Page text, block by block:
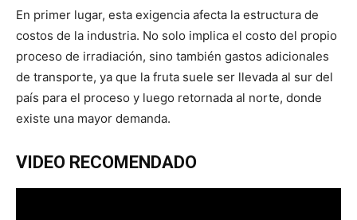
En primer lugar, esta exigencia afecta la estructura de
costos de la industria. No solo implica el costo del propio
proceso de irradiación, sino también gastos adicionales
de transporte, ya que la fruta suele ser llevada al sur del
país para el proceso y luego retornada al norte, donde
existe una mayor demanda.
VIDEO RECOMENDADO